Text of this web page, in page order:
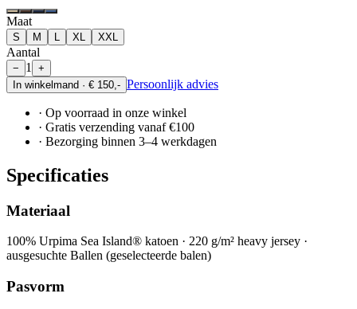
Maat
S M XL XXL
Aantal
− 1
+
In winkelmand · € 150,- Persoonlijk advies
· Op voorraad in onze winkel
· Gratis verzending vanaf €100
· Bezorging binnen 3–4 werkdagen
Specificaties
Materiaal
100% Urpima Sea Island® katoen · 220 g/m² heavy jersey ·
ausgesuchte Ballen (geselecteerde balen)
Pasvorm